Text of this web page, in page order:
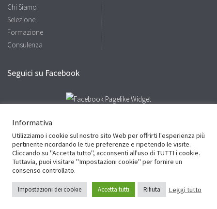
Chi Siamo
Selezione
Formazione
Consulenza
Seguici su Facebook
Facebook Twitter
LinkedIn
Cookie Policy
Privacy Policy Site bySinapsi Adv
© 2016 Studio Tadiello - P.Iva e C.F. 03738340235 - cciaa VR 361529 - Site by
Sinapsi Adv
Informativa
Utilizziamo i cookie sul nostro sito Web per offrirti l'esperienza più
pertinente ricordando le tue preferenze e ripetendo le visite.
Cliccando su "Accetta tutto", acconsenti all'uso di TUTTI i cookie.
Tuttavia, puoi visitare "Impostazioni cookie" per fornire un
consenso controllato.
Impostazioni dei cookie Accetta tutti Rifiuta Leggi tutto